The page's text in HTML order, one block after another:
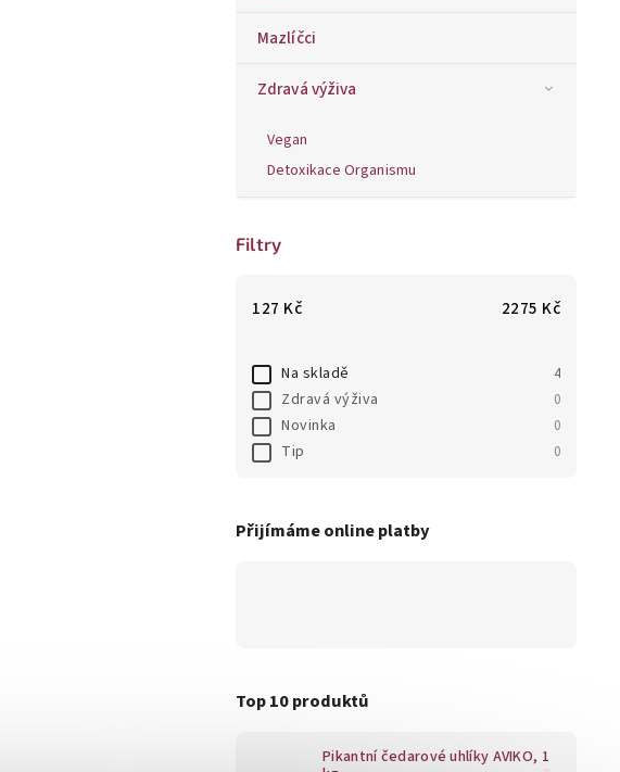
Mazlíčci
Zdravá výživa
Vegan
Detoxikace Organismu
Filtry
127 Kč 2275 Kč
Na skladě 4
Zdravá výživa 0
Novinka 0
Tip 0
Přijímáme online platby
Top 10 produktů
Pikantní čedarové uhlíky AVIKO, 1